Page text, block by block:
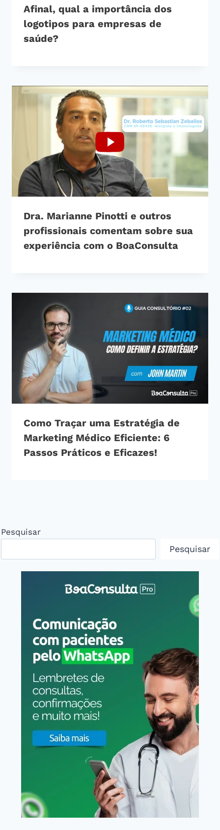
Afinal, qual a importância dos
logotipos para empresas de
saúde?
Dra. Marianne Pinotti e outros
profissionais comentam sobre sua
experiência com o BoaConsulta
Como Traçar uma Estratégia de
Marketing Médico Eficiente: 6
Passos Práticos e Eficazes!
Pesquisar
Pesquisar